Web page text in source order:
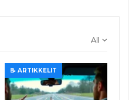
All
📝 ARTIKKELIT